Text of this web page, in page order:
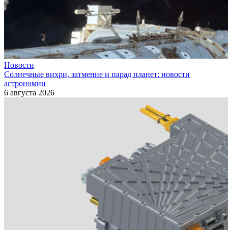
Новости
Солнечные вихри, затмение и парад планет: новости
астрономии
6 августа 2026